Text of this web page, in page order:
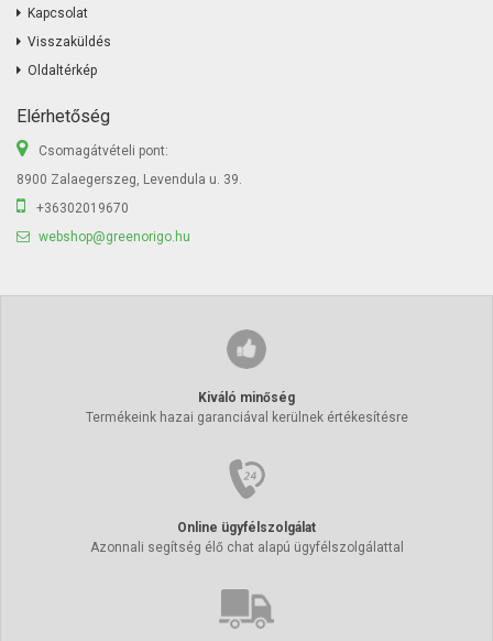
Kapcsolat
Visszaküldés
Oldaltérkép
Elérhetőség
Csomagátvételi pont:
8900 Zalaegerszeg, Levendula u. 39.
+36302019670
webshop@greenorigo.hu
Kiváló minőség
Termékeink hazai garanciával kerülnek értékesítésre
Online ügyfélszolgálat
Azonnali segítség élő chat alapú ügyfélszolgálattal